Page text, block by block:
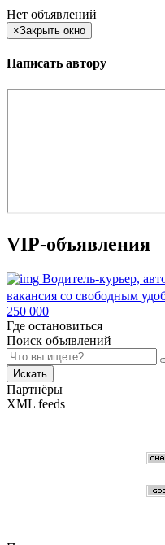
Нет объявлений
×Закрыть окно
Написать автору
VIP-объявления
Водитель-курьер,
вакансия со свободным
250 000
Где остановиться
Поиск объявлений
Искать
Партнёры
XML feeds